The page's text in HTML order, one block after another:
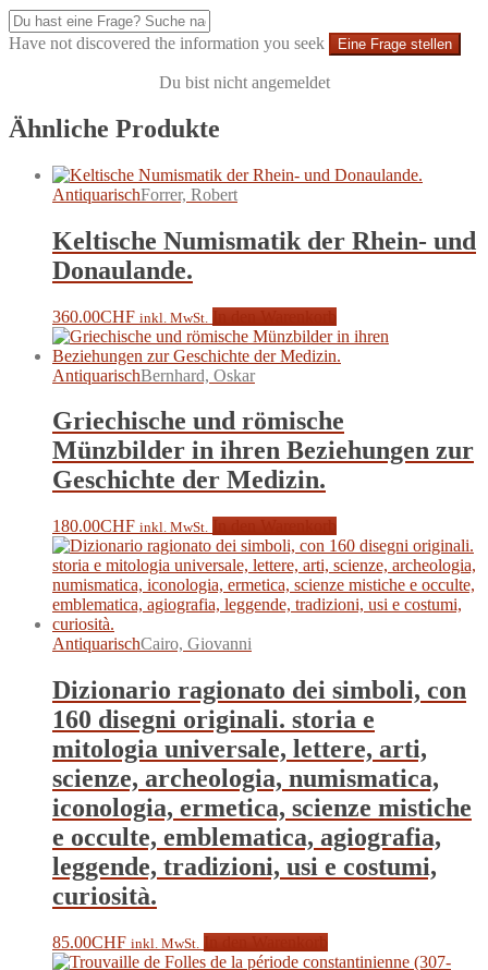
Have not discovered the information you seek Eine Frage stellen
Du bist nicht angemeldet
Ähnliche Produkte
AntiquarischForrer, Robert
Keltische Numismatik der Rhein- und
Donaulande.
360.00CHF inkl. MwSt.
AntiquarischBernhard, Oskar
Griechische und römische
Münzbilder in ihren Beziehungen zur
Geschichte der Medizin.
180.00CHF inkl. MwSt.
AntiquarischCairo, Giovanni
Dizionario ragionato dei simboli, con
160 disegni originali. storia e
mitologia universale, lettere, arti,
scienze, archeologia, numismatica,
iconologia, ermetica, scienze mistiche
e occulte, emblematica, agiografia,
leggende, tradizioni, usi e costumi,
curiosità.
85.00CHF inkl. MwSt.